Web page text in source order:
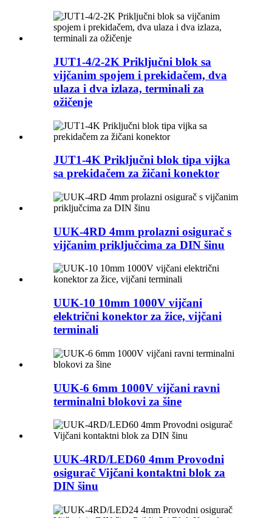
JUT1-4/2-2K Priključni blok sa
vijčanim spojem i prekidačem, dva
ulaza i dva izlaza, terminali za
ožičenje
JUT1-4K Priključni blok tipa vijka
sa prekidačem za žičani konektor
UUK-4RD 4mm prolazni osigurač s
vijčanim priključcima za DIN šinu
UUK-10 10mm 1000V vijčani
električni konektor za žice, vijčani
terminali
UUK-6 6mm 1000V vijčani ravni
terminalni blokovi za šine
UUK-4RD/LED60 4mm Provodni
osigurač Vijčani kontaktni blok za
DIN šinu